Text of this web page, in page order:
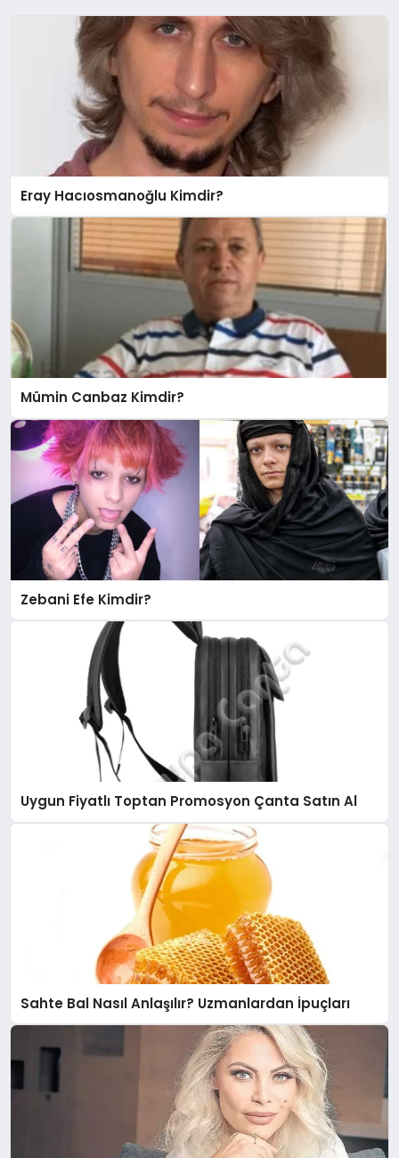
Eray Hacıosmanoğlu Kimdir?
Mümin Canbaz Kimdir?
Zebani Efe Kimdir?
Uygun Fiyatlı Toptan Promosyon Çanta Satın Al
Sahte Bal Nasıl Anlaşılır? Uzmanlardan İpuçları